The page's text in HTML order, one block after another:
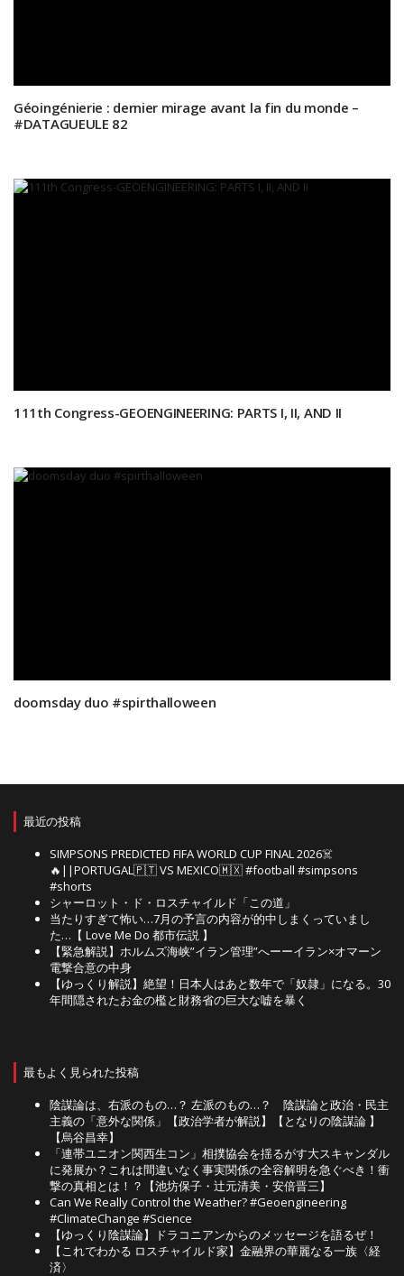
Géoingénierie : dernier mirage avant la fin du monde –
#DATAGUEULE 82
111th Congress-GEOENGINEERING: PARTS I, II, AND II
doomsday duo #spirthalloween
最近の投稿
SIMPSONS PREDICTED FIFA WORLD CUP FINAL 2026☠️
🔥||PORTUGAL🇵🇹 VS MEXICO🇲🇽 #football #simpsons
#shorts
シャーロット・ド・ロスチャイルド「この道」
当たりすぎて怖い…7月の予言の内容が的中しまくっていまし
た…【 Love Me Do 都市伝説 】
【緊急解説】ホルムズ海峡”イラン管理”へーーイラン×オマーン
電撃合意の中身
【ゆっくり解説】絶望！日本人はあと数年で「奴隷」になる。30
年間隠されたお金の檻と財務省の巨大な嘘を暴く
最もよく見られた投稿
陰謀論は、右派のもの…？ 左派のもの…？ 陰謀論と政治・民主
主義の「意外な関係」【政治学者が解説】【となりの陰謀論 】
【烏谷昌幸】
「連帯ユニオン関西生コン」相撲協会を揺るがす大スキャンダル
に発展か？これは間違いなく事実関係の全容解明を急ぐべき！衝
撃の真相とは！？【池坊保子・辻元清美・安倍晋三】
Can We Really Control the Weather? #Geoengineering
#ClimateChange #Science
【ゆっくり陰謀論】ドラコニアンからのメッセージを語るぜ！
【これでわかる ロスチャイルド家】金融界の華麗なる一族〈経
済〉